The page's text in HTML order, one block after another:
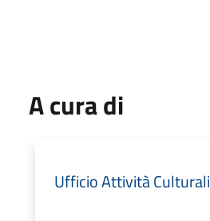
A cura di
Ufficio Attività Culturali